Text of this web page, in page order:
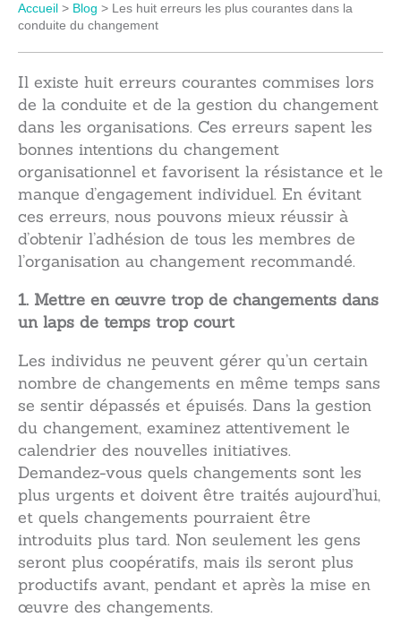
Accueil > Blog > Les huit erreurs les plus courantes dans la
conduite du changement
Il existe huit erreurs courantes commises lors
de la conduite et de la gestion du changement
dans les organisations. Ces erreurs sapent les
bonnes intentions du changement
organisationnel et favorisent la résistance et le
manque d’engagement individuel. En évitant
ces erreurs, nous pouvons mieux réussir à
d’obtenir l’adhésion de tous les membres de
l’organisation au changement recommandé.
1. Mettre en œuvre trop de changements dans
un laps de temps trop court
Les individus ne peuvent gérer qu’un certain
nombre de changements en même temps sans
se sentir dépassés et épuisés. Dans la gestion
du changement, examinez attentivement le
calendrier des nouvelles initiatives.
Demandez-vous quels changements sont les
plus urgents et doivent être traités aujourd’hui,
et quels changements pourraient être
introduits plus tard. Non seulement les gens
seront plus coopératifs, mais ils seront plus
productifs avant, pendant et après la mise en
œuvre des changements.